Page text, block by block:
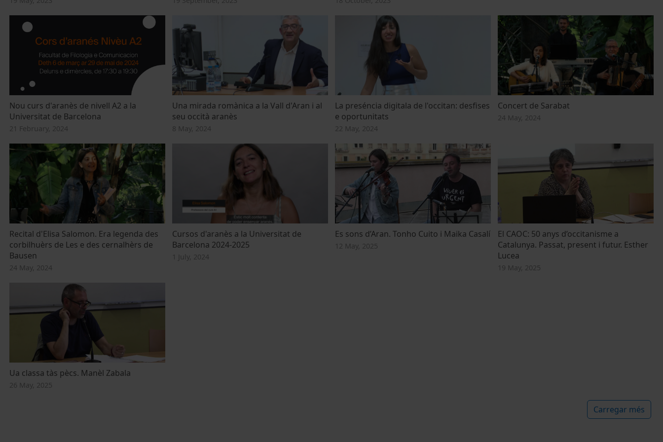
Nou curs d'aranès de nivell A2 a la
Universitat de Barcelona
21 February, 2024
Una mirada romànica a la Vall d'Aran i al
seu occità aranès
8 May, 2024
La preséncia digitala de l'occitan: desfises
e oportunitats
22 May, 2024
Concert de Sarabat
24 May, 2024
Recital d'Elisa Salomon. Era legenda des
corbilhuèrs de Les e des cernalhèrs de
Bausen
24 May, 2024
Cursos d'aranès a la Universitat de
Barcelona 2024-2025
1 July, 2024
Es sons d’Aran. Tonho Cuito i Maika Casalí
12 May, 2025
El CAOC: 50 anys d’occitanisme a
Catalunya. Passat, present i futur. Esther
Lucea
19 May, 2025
Ua classa tàs pècs. Manèl Zabala
26 May, 2025
Carregar més